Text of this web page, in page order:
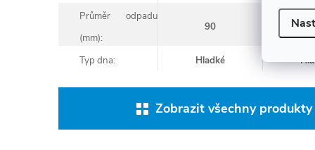
Průměr odpadu
(mm):
90
Typ dna: Hladké
Zobrazit všechny